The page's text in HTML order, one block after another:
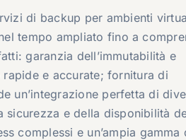
di backup per ambienti
tempo ampliato fino a
garanzia dell’immutabilità e
e accurate; fornitura di
un’integrazione perfetta di
sicurezza e della disponibilità
complessi e un’ampia gamma